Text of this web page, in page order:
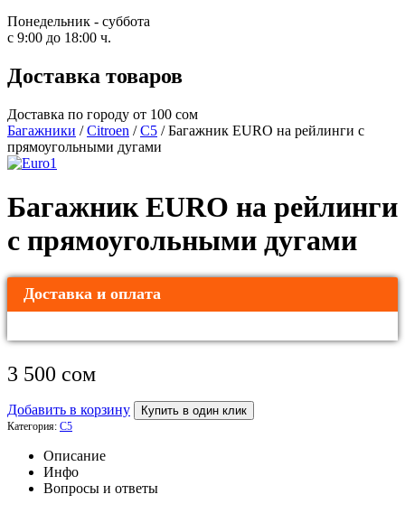
Понедельник - суббота
с 9:00 до 18:00 ч.
Доставка товаров
Доставка по городу от 100 сом
Багажники /Citroen /C5 / Багажник EURO на рейлинги c
прямоугольными дугами
Багажник EURO на рейлинги
c прямоугольными дугами
Доставка и оплата
3 500 сом
Добавить в корзину Купить в один клик
Категория: C5
Описание
Инфо
Вопросы и ответы